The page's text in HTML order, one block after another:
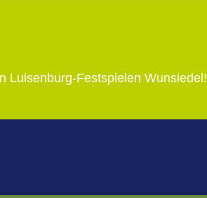
Luisenburg-Festspielen Wunsiedel!